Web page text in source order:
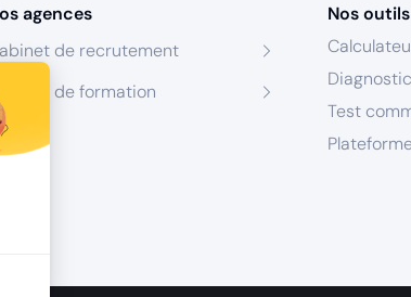
agences
de recrutement
de formation
Nos outils
Test